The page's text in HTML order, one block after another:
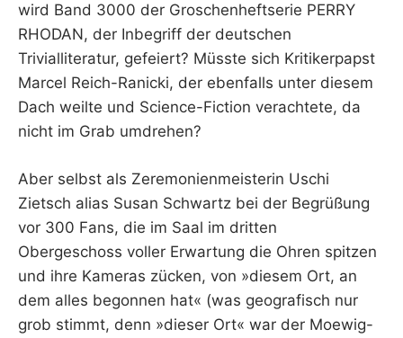
wird Band 3000 der Groschenheftserie PERRY
RHODAN, der Inbegriff der deutschen
Trivialliteratur, gefeiert? Müsste sich Kritikerpapst
Marcel Reich-Ranicki, der ebenfalls unter diesem
Dach weilte und Science-Fiction verachtete, da
nicht im Grab umdrehen?
Aber selbst als Zeremonienmeisterin Uschi
Zietsch alias Susan Schwartz bei der Begrüßung
vor 300 Fans, die im Saal im dritten
Obergeschoss voller Erwartung die Ohren spitzen
und ihre Kameras zücken, von »diesem Ort, an
dem alles begonnen hat« (was geografisch nur
grob stimmt, denn »dieser Ort« war der Moewig-